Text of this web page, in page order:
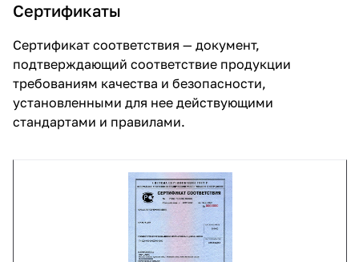
Сертификаты
Сертификат соответствия — документ,
подтверждающий соответствие продукции
требованиям качества и безопасности,
установленными для нее действующими
стандартами и правилами.